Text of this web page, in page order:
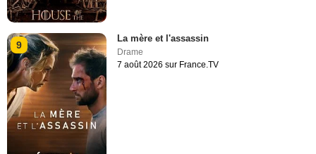
9
La mère et l'assassin
Drame
7 août 2026 sur France.TV